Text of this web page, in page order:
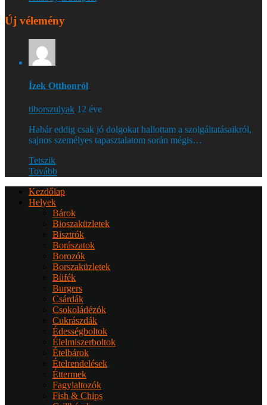
Új vélemény
Ízek Otthonról
tiborszulyak 12 éve
Habár eddig csak jó dolgokat hallottam a szolgáltatásaikról,
sajnos személyes tapasztalatom során mégis…
Tetszik
Tovább
Kezdőlap
Helyek
Bárok
Bioszaküzletek
Bisztrók
Borászatok
Borozók
Borszaküzletek
Büfék
Burgers
Csárdák
Csokoládézók
Cukrászdák
Édességboltok
Élelmiszerboltok
Ételbárok
Ételrendelések
Éttermek
Fagylaltozók
Fish & Chips